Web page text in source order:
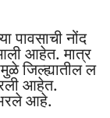
पावसाची नोंद
आहेत. मात्र
जिल्ह्यातील ल
आहेत.
आहे.